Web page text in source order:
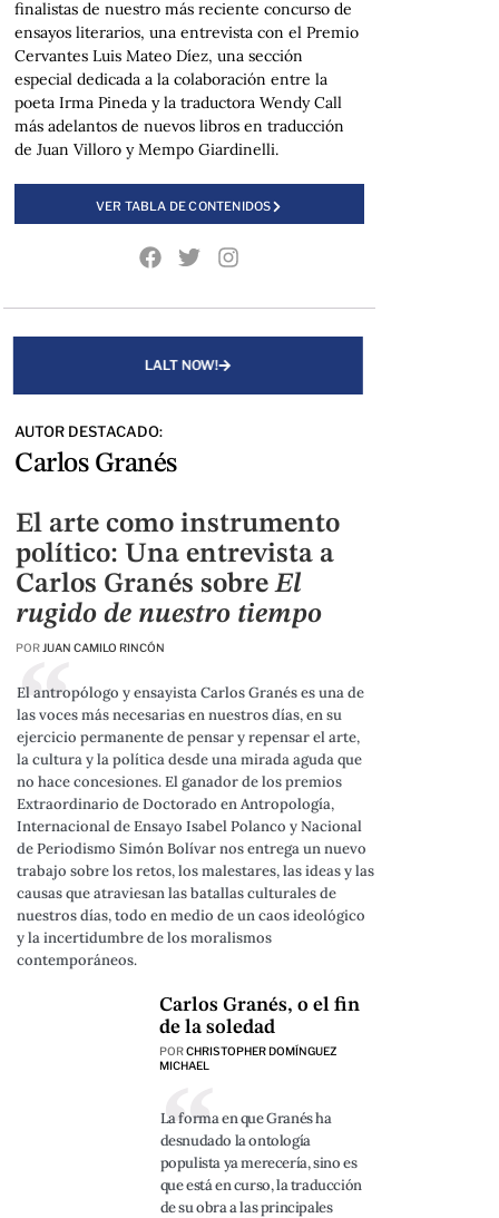
finalistas de nuestro más reciente concurso de
ensayos literarios, una entrevista con el Premio
Cervantes Luis Mateo Díez, una sección
especial dedicada a la colaboración entre la
poeta Irma Pineda y la traductora Wendy Call
más adelantos de nuevos libros en traducción
de Juan Villoro y Mempo Giardinelli.
VER TABLA DE CONTENIDOS
AUTOR DESTACADO:
Carlos Granés
LALT NOW!
El arte como instrumento
político: Una entrevista a
Carlos Granés sobreEl
rugido de nuestro tiempo
POR JUAN CAMILO RINCÓN
El antropólogo y ensayista Carlos Granés es una de
las voces más necesarias en nuestros días, en su
ejercicio permanente de pensar y repensar el arte,
la cultura y la política desde una mirada aguda que
no hace concesiones. El ganador de los premios
Extraordinario de Doctorado en Antropología,
Internacional de Ensayo Isabel Polanco y Nacional
de Periodismo Simón Bolívar nos entrega un nuevo
trabajo sobre los retos, los malestares, las ideas y las
causas que atraviesan las batallas culturales de
nuestros días, todo en medio de un caos ideológico
y la incertidumbre de los moralismos
contemporáneos.
Carlos Granés, o el fin
de la soledad
PORCHRISTOPHER DOMÍNGUEZ
MICHAEL
La forma en que Granés ha
desnudado la ontología
populista ya merecería, sino es
que está en curso, la traducción
de su obra a las principales